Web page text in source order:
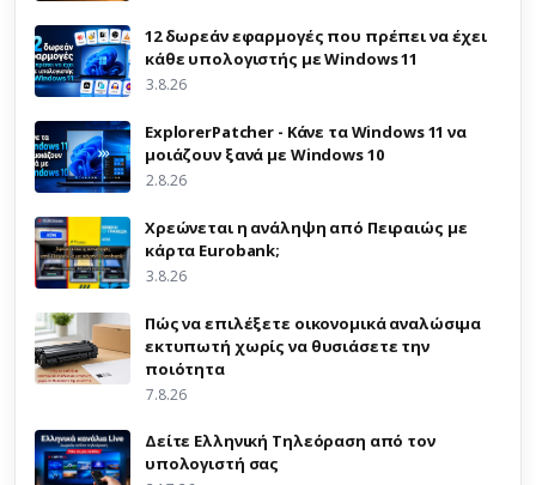
12 δωρεάν εφαρμογές που πρέπει να έχει
κάθε υπολογιστής με Windows 11
3.8.26
ExplorerPatcher - Κάνε τα Windows 11 να
μοιάζουν ξανά με Windows 10
2.8.26
Χρεώνεται η ανάληψη από Πειραιώς με
κάρτα Eurobank;
3.8.26
Πώς να επιλέξετε οικονομικά αναλώσιμα
εκτυπωτή χωρίς να θυσιάσετε την
ποιότητα
7.8.26
Δείτε Ελληνική Τηλεόραση από τον
υπολογιστή σας